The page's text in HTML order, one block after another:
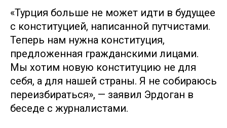
«Турция больше не может идти в будущее
с конституцией, написанной путчистами.
Теперь нам нужна конституция,
предложенная гражданскими лицами.
Мы хотим новую конституцию не для
себя, а для нашей страны. Я не собираюсь
переизбираться», — заявил Эрдоган в
беседе с журналистами.